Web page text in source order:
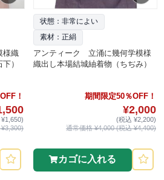
様織
）
！
状態：非常によい
素材：正絹
アンティーク 立涌に幾何学模様
織出し本場結城紬着物（ちぢみ）
期間限定50％OFF！
¥2,000
(税込 ¥2,200)
通常価格 ¥4,000 (税込 ¥4,400)
カゴに入れる